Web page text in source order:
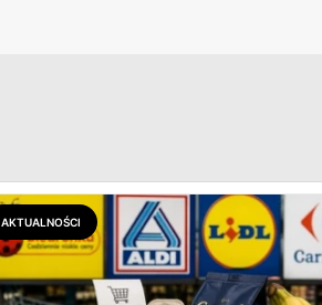
AKTUALNOŚCI